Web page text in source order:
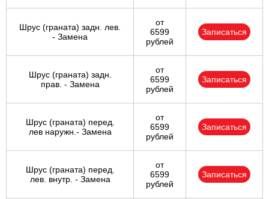
Шрус (граната) задн. лев.
- Замена
от
6599
рублей
Записаться
Шрус (граната) задн.
прав. - Замена
от
6599
рублей
Записаться
Шрус (граната) перед.
лев наружн.- Замена
от
6599
рублей
Записаться
Шрус (граната) перед.
лев. внутр. - Замена
от
6599
рублей
Записаться